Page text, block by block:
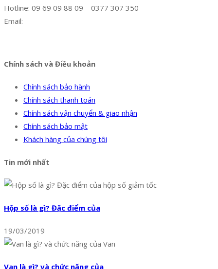
Hotline: 09 69 09 88 09 – 0377 307 350
Email:
Chính sách và Điều khoản
Chính sách bảo hành
Chính sách thanh toán
Chính sách vận chuyển & giao nhận
Chính sách bảo mật
Khách hàng của chúng tôi
Tin mới nhất
Hộp số là gì? Đặc điểm của
19/03/2019
Van là gì? và chức năng của